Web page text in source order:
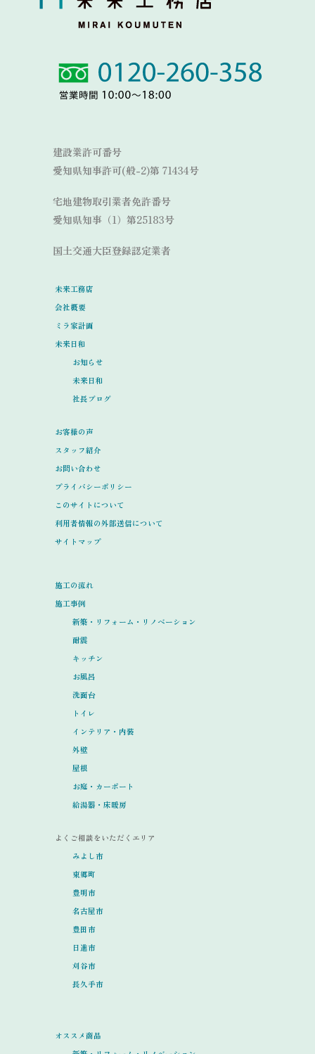
Link
建設業許可番号
愛知県知事許可(般-2)第 71434号
宅地建物取引業者免許番号
愛知県知事（1）第25183号
国土交通大臣登録認定業者
未来工務店
会社概要
ミラ家計画
未来日和
お知らせ
未来日和
社長ブログ
お客様の声
スタッフ紹介
お問い合わせ
プライバシーポリシー
このサイトについて
利用者情報の外部送信について
サイトマップ
施工の流れ
施工事例
新築・リフォーム・リノベーション
耐震
キッチン
お風呂
洗面台
トイレ
インテリア・内装
外壁
屋根
お庭・カーポート
給湯器・床暖房
よくご相談をいただくエリア
みよし市
東郷町
豊明市
名古屋市
豊田市
日進市
刈谷市
長久手市
オススメ商品